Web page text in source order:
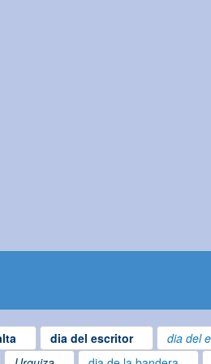
dia del escritor dia del